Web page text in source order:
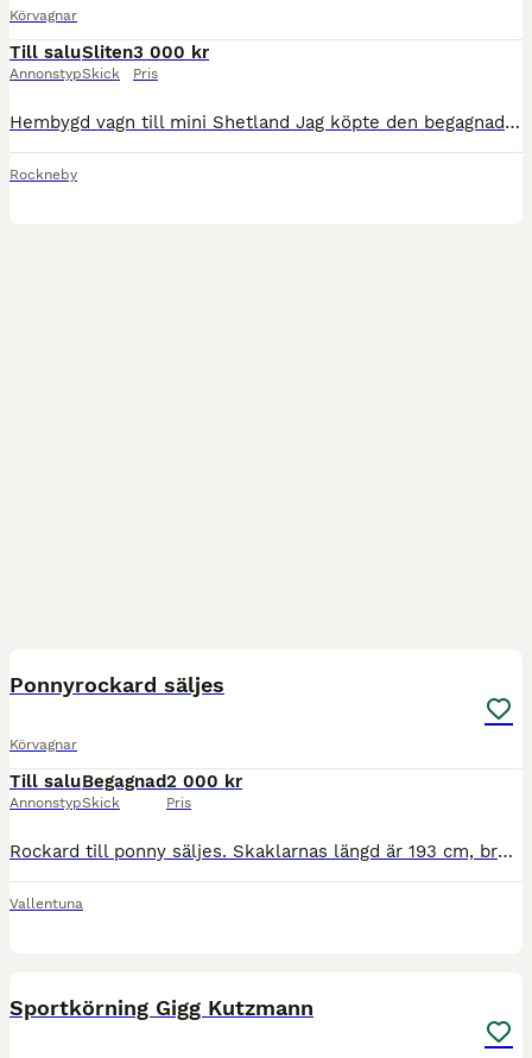
Körvagnar
Till salu
Annonstyp
Sliten
Skick
3 000 kr
Pris
Hembygd vagn till mini Shetland Jag köpte den begagnad så vet inte så mycket om den . Funkar bra till att hobby köra med .
Rockneby
Ponnyrockard säljes
Körvagnar
Till salu
Annonstyp
Begagnad
Skick
2 000 kr
Pris
Rockard till ponny säljes. Skaklarnas längd är 193 cm, bredd 50 cm mellan skaklarna fram och 90 cm vid sitsen. Haft till rill liten C-ponny men ryms absolut även kat D och kanske liten storhäst.
Vallentuna
Sportkörning Gigg Kutzmann